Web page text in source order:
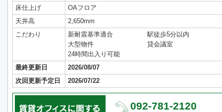
床仕上げ
OAフロア
天井高
2,650mm
こだわり
新耐震基準適合
駅徒歩5分以内
大型物件
貸会議室
24時間出入り可能
最終更新日
2026/08/07
次回更新予定日
2026/07/22
092-781-2120